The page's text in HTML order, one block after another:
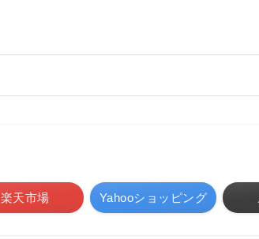
楽天市場 Yahooショッピング